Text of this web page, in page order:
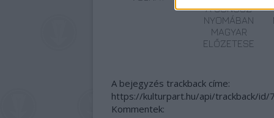
A GONOSZ
NYOMÁBAN
MAGYAR
ELŐZETESE
A bejegyzés trackback címe:
https://kulturpart.hu/api/trackback/id/
Kommentek: